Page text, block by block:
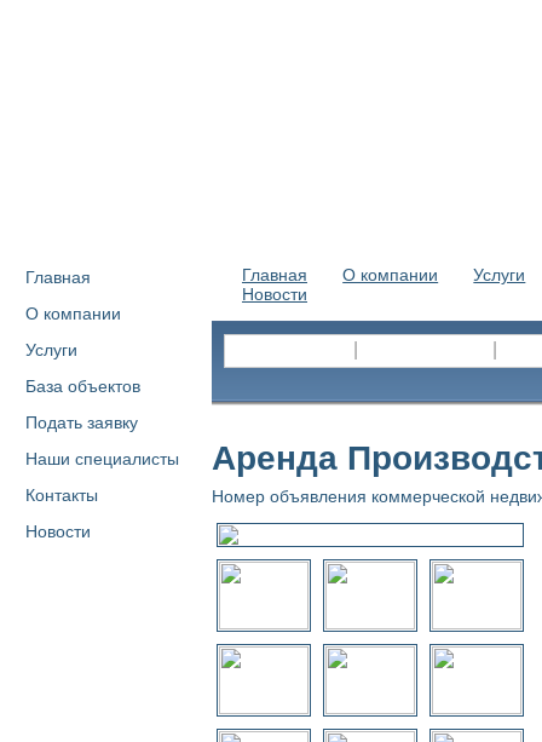
Главная
О компании
Услуги
База объектов
Подать заявку
Наши специалисты
Контакты
Новости
Главная О компании
Услуги
Новости
Аренда
Номер объявления коммерческой